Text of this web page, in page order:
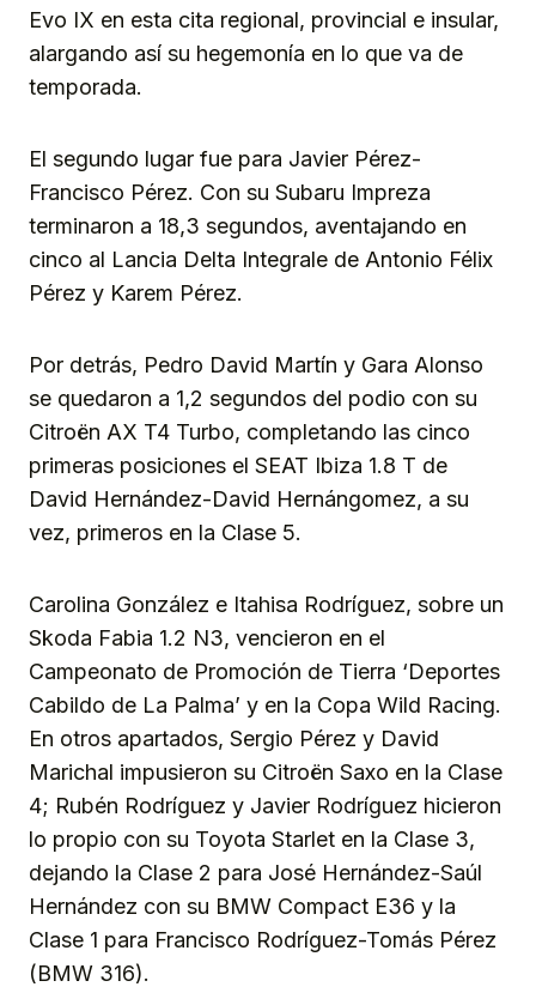
Evo IX en esta cita regional, provincial e insular,
alargando así su hegemonía en lo que va de
temporada.
El segundo lugar fue para Javier Pérez-
Francisco Pérez. Con su Subaru Impreza
terminaron a 18,3 segundos, aventajando en
cinco al Lancia Delta Integrale de Antonio Félix
Pérez y Karem Pérez.
Por detrás, Pedro David Martín y Gara Alonso
se quedaron a 1,2 segundos del podio con su
Citroën AX T4 Turbo, completando las cinco
primeras posiciones el SEAT Ibiza 1.8 T de
David Hernández-David Hernángomez, a su
vez, primeros en la Clase 5.
Carolina González e Itahisa Rodríguez, sobre un
Skoda Fabia 1.2 N3, vencieron en el
Campeonato de Promoción de Tierra ‘Deportes
Cabildo de La Palma’ y en la Copa Wild Racing.
En otros apartados, Sergio Pérez y David
Marichal impusieron su Citroën Saxo en la Clase
4; Rubén Rodríguez y Javier Rodríguez hicieron
lo propio con su Toyota Starlet en la Clase 3,
dejando la Clase 2 para José Hernández-Saúl
Hernández con su BMW Compact E36 y la
Clase 1 para Francisco Rodríguez-Tomás Pérez
(BMW 316).